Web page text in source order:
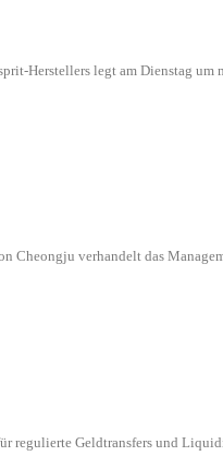
Herstellers legt am Dienstag um
Cheongju verhandelt das
Geldtransfers und